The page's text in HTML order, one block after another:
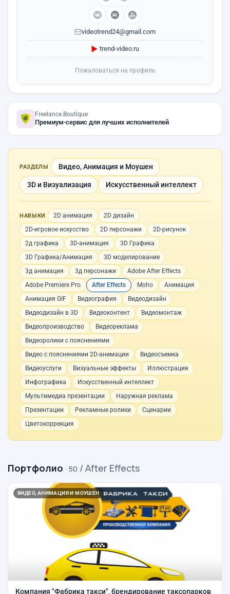
videotrend24@gmail.com
trend-video.ru
Пожаловаться на профиль
Freelance.Boutique
Премиум-сервис для лучших исполнителей
РАЗДЕЛЫ Видео, Анимация и Моушен
3D и Визуализация Искусственный интеллект
НАВЫКИ 2D анимация
2D дизайн
2D-игровое искусство
2D персонажи
2D-рисунок
2д графика
3D-анимация
3D Графика
3D Графика/Анимация
3D моделирование
3д анимация
3д персонажи
Adobe After Effects
Adobe Premiere Pro
After Effects Moho
Анимация
Анимация GIF
Видеография
Видеодизайн
Видеодизайн в 3D
Видеоконтент
Видеомонтаж
Видеопроизводство
Видеореклама
Видеоролики с пояснениями
Видео с пояснениями 2D-анимации
Видеосъемка
Видеоуслуги
Визуальные эффекты
Иллюстрация
Инфографика
Искусственный интеллект
Мультимедиа презентации
Наружная реклама
Презентации
Рекламные ролики
Сценарии
Цветокоррекция
Портфолио · 50 / After Effects
ВИДЕО, АНИМАЦИЯ И МОУШЕН
Компания "Фабрика такси", брендирование таксопарков